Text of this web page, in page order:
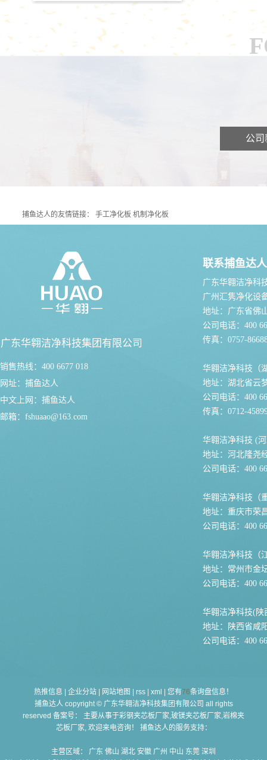
公司
捕鱼达人的友情链接：手工净化板机制净化板
广东华翱洁净科技集团有限公司
销售热线：400 6677 018
网址： 捕鱼达人
中文上网： 捕鱼达人
邮箱： fshuaao@163.com
联系捕鱼达人
广东华翱洁净科
广州汇隽净化设
地址：广东省佛
公司电话：400
传真：0757-
华翱洁净科技（
地址：湖北省云
公司电话：400
传真：0712-
华翱洁净科技 (
地址：河北隆尧
公司电话：400
华翱洁净科技（
地址：重庆市荣
公司电话：400
华翱洁净科技（
地址：常州市金
公司电话：400
华翱洁净科技(陕
地址：陕西省咸
公司电话：400
热推信息 企业分站 网站地图 rss xml 您有76条询盘信息！
捕鱼达人 copyright © 广东华翱洁净科技集团有限公司 all rights
reserved 备案号： 主要从事于彩钢夹芯板厂家,玻镁夹芯板厂家,岩棉夹
芯板厂家, 欢迎来电咨询！ 捕鱼达人的服务支持：
主营区域： 广东 佛山 湖北 安徽 广州 中山 东莞 深圳